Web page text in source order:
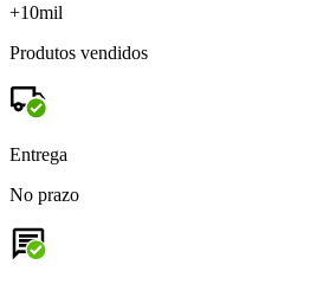
+10mil
Produtos vendidos
Entrega
No prazo